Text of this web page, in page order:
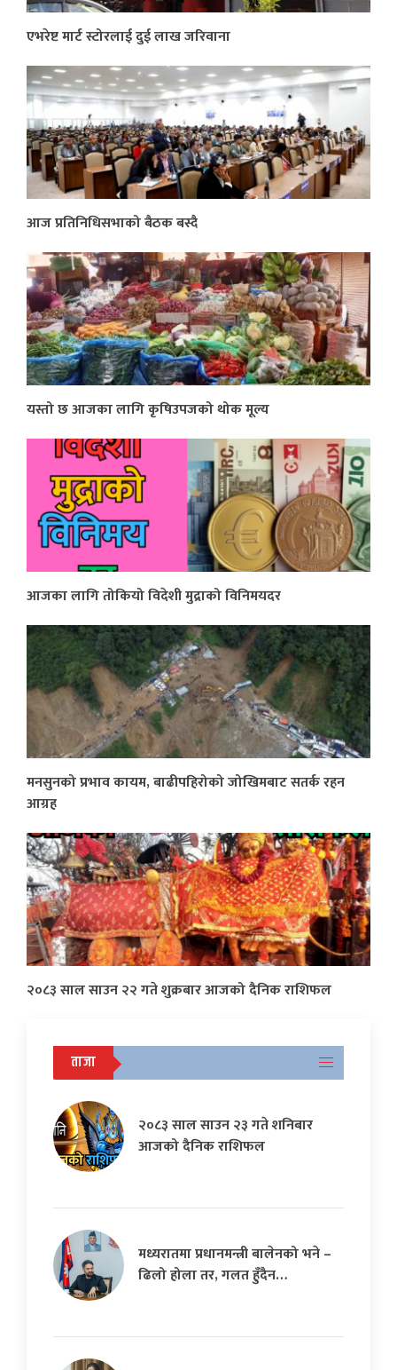
एभरेष्ट मार्ट स्टोरलाई दुई लाख जरिवाना
आज प्रतिनिधिसभाको बैठक बस्दै
यस्तो छ आजका लागि कृषिउपजको थोक मूल्य
आजका लागि तोकियो विदेशी मुद्राको विनिमयदर
मनसुनको प्रभाव कायम, बाढीपहिरोको जोखिमबाट सतर्क रहन
आग्रह
२०८३ साल साउन २२ गते शुक्रबार आजको दैनिक राशिफल
ताजा
२०८३ साल साउन २३ गते शनिबार
आजको दैनिक राशिफल
मध्यरातमा प्रधानमन्त्री बालेनको भने –
ढिलो होला तर, गलत हुँदैन…